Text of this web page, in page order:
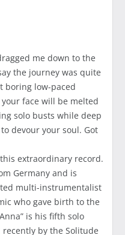
me down to the
the journey was quite
boring low-paced
face will be melted
solo busts while deep
devour your soul. Got
extraordinary record.
Germany and is
multi-instrumentalist
who gave birth to the
is his fifth solo
by the Solitude